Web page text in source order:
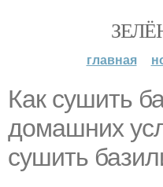
главная
Как сушить
домашних
сушить